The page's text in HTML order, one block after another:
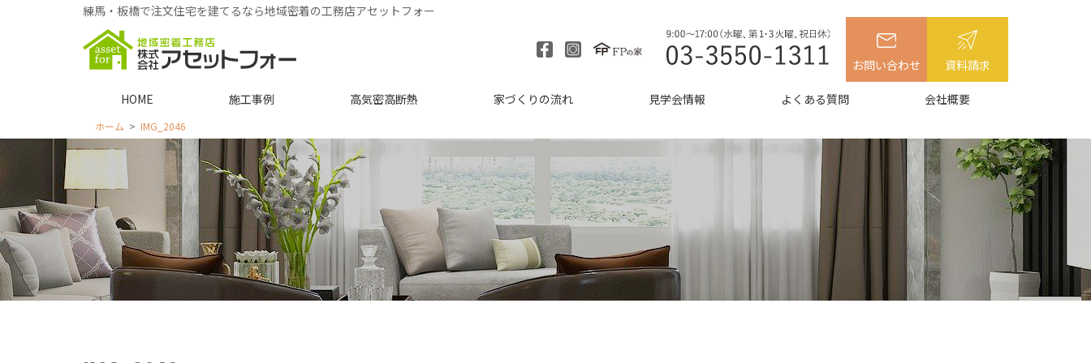
練馬・板橋で注文住宅を建てるなら地域密着の工務店アセットフォー
お問い合わせ 資料請求
HOME 施工事例 高気密高断熱 家づくりの流れ 見学会情報 よくある質問 会社概要
ホーム IMG_2046